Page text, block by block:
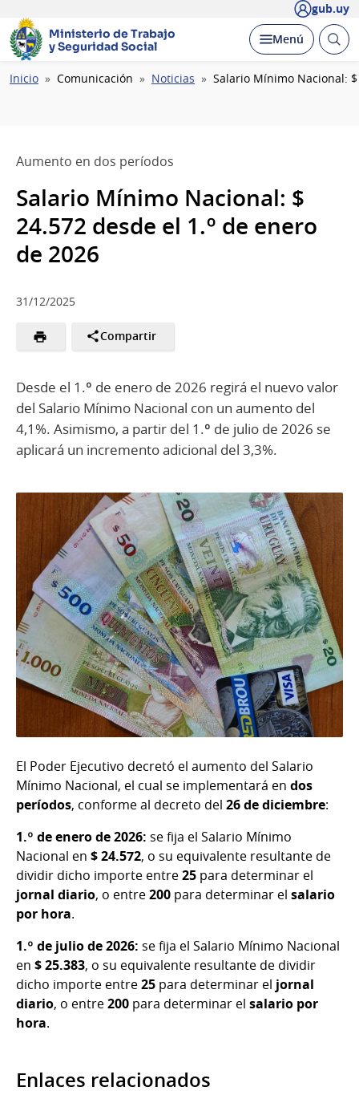
gub.uy
Ministerio de Trabajo
y Seguridad Social
Desplegar
Menú Abrir
Ruta
Inicio Comunicación Noticias Salario Mínimo Nacional: $
Aumento en dos períodos
Salario Mínimo Nacional: $
24.572 desde el 1.º de enero
de 2026
31/12/2025
Compartir
Desde el 1.º de enero de 2026 regirá el nuevo valor
del Salario Mínimo Nacional con un aumento del
4,1%. Asimismo, a partir del 1.º de julio de 2026 se
aplicará un incremento adicional del 3,3%.
El Poder Ejecutivo decretó el aumento del Salario
Mínimo Nacional, el cual se implementará en dos
períodos, conforme al decreto del 26 de diciembre:
1.º de enero de 2026: se fija el Salario Mínimo
Nacional en $ 24.572, o su equivalente resultante de
dividir dicho importe entre25 para determinar el
jornal diario, o entre200 para determinar el salario
por hora.
1.º de julio de 2026: se fija el Salario Mínimo Nacional
en $ 25.383, o su equivalente resultante de dividir
dicho importe entre25 para determinar el jornal
diario, o entre200 para determinar el salario por
hora.
Enlaces relacionados